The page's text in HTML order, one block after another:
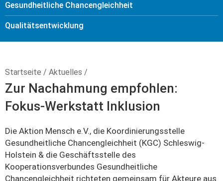
Gesundheitliche Chancengleichheit
Qualitäts­entwicklung
Startseite / Aktuelles /
Zur Nachahmung empfohlen:
Fokus-Werkstatt Inklusion
Die Aktion Mensch e.V., die Koordinierungsstelle
Gesundheitliche Chancengleichheit (KGC) Schleswig-
Holstein & die Geschäftsstelle des
Kooperationsverbundes Gesundheitliche
Chancengleichheit richteten gemeinsam für Akteure aus